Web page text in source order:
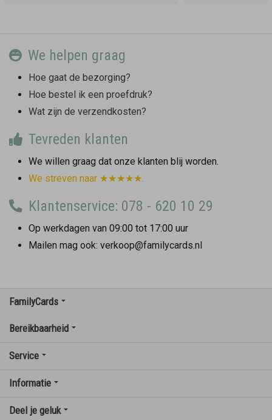
We helpen graag
Hoe gaat de bezorging?
Hoe bestel ik een proefdruk?
Wat zijn de verzendkosten?
Tevreden klanten
We willen graag dat onze klanten blij worden.
We streven naar ★★★★★.
Klantenservice: 078 - 620 10 29
Op werkdagen van 09:00 tot 17:00 uur
Mailen mag ook: verkoop@familycards.nl
FamilyCards
Bereikbaarheid
Service
Informatie
Deel je geluk